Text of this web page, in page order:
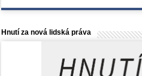
Hnutí za nová lidská práva